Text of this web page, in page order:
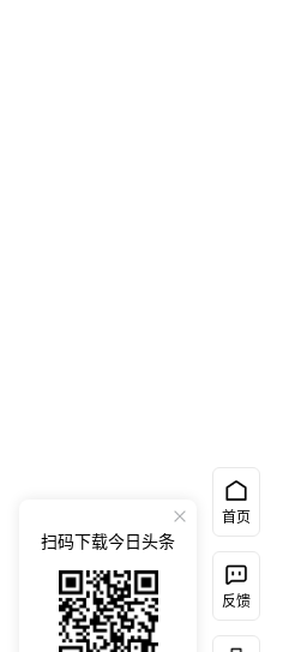
首页
反馈
扫码下载今日头条